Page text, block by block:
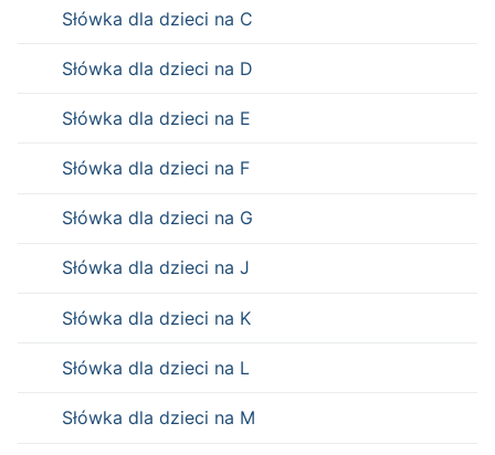
Słówka dla dzieci na C
Słówka dla dzieci na D
Słówka dla dzieci na E
Słówka dla dzieci na F
Słówka dla dzieci na G
Słówka dla dzieci na J
Słówka dla dzieci na K
Słówka dla dzieci na L
Słówka dla dzieci na M